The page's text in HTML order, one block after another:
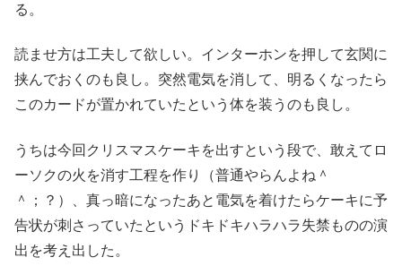
る。
読ませ方は工夫して欲しい。インターホンを押して玄関に
挟んでおくのも良し。突然電気を消して、明るくなったら
このカードが置かれていたという体を装うのも良し。
うちは今回クリスマスケーキを出すという段で、敢えてロ
ーソクの火を消す工程を作り（普通やらんよね＾
＾；？）、真っ暗になったあと電気を着けたらケーキに予
告状が刺さっていたというドキドキハラハラ失禁ものの演
出を考え出した。